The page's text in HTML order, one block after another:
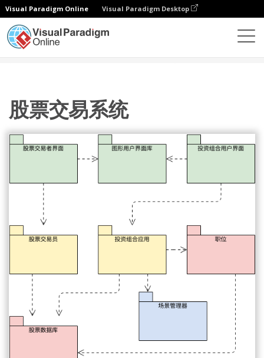
Visual Paradigm Online Visual Paradigm Desktop
股票交易系统